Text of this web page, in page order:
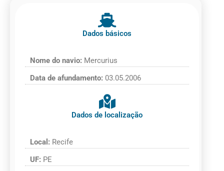
Dados básicos
Nome do navio: Mercurius
Data de afundamento: 03.05.2006
Dados de localização
Local: Recife
UF: PE